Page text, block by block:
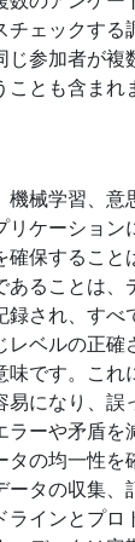
チェックする
じ参加者が複
ことも含まれ
機械学習、意
リケーショ
確保すること
あることは、
録され、すべ
レベルの正確
味です。これ
易になり、誤
ラーや矛盾を
タの均一性を
ータの収集、
ラインとプロ